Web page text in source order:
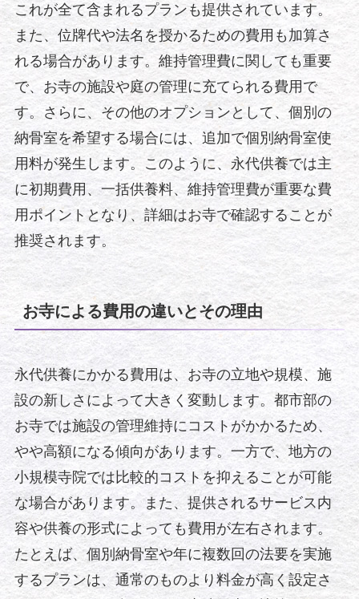
これが全て含まれるプランも提供されています。
また、位牌代や法名を授かるための費用も加算さ
れる場合があります。維持管理費に関しても重要
で、お寺の施設や庭の管理に充てられる費用で
す。さらに、その他のオプションとして、個別の
納骨室を希望する場合には、追加で個別納骨室使
用料が発生します。このように、永代供養では主
に初期費用、一括供養料、維持管理費が重要な費
用ポイントとなり、詳細はお寺で確認することが
推奨されます。
お寺による費用の違いとその理由
永代供養にかかる費用は、お寺の立地や規模、施
設の新しさによって大きく変動します。都市部の
お寺では施設の管理維持にコストがかかるため、
やや高額になる傾向があります。一方で、地方の
小規模寺院では比較的コストを抑えることが可能
な場合があります。また、提供されるサービス内
容や供養の形式によっても費用が左右されます。
たとえば、個別納骨室や年に複数回の法要を実施
するプランは、通常のものより料金が高く設定さ